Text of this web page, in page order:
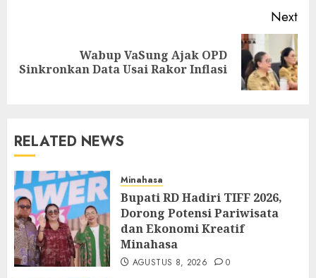
Next
post:
Wabup VaSung Ajak OPD
Sinkronkan Data Usai Rakor Inflasi
RELATED NEWS
Minahasa
Bupati RD Hadiri TIFF 2026,
Dorong Potensi Pariwisata
dan Ekonomi Kreatif
Minahasa
AGUSTUS 8, 2026 0